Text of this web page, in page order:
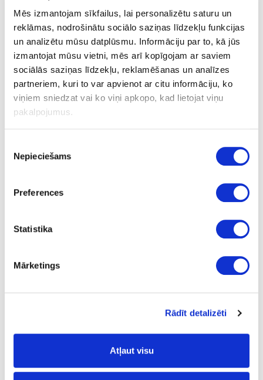
Mēs izmantojam sīkfailus, lai personalizētu saturu un
reklāmas, nodrošinātu sociālo saziņas līdzekļu funkcijas
un analizētu mūsu datplūsmu. Informāciju par to, kā jūs
izmantojat mūsu vietni, mēs arī kopīgojam ar saviem
sociālās saziņas līdzekļu, reklamēšanas un analīzes
partneriem, kuri to var apvienot ar citu informāciju, ko
viņiem sniedzat vai ko viņi apkopo, kad lietojat viņu
pakalpojumus.
izvēle
Nepieciešams
Preferences
Statistika
Mārketings
Rādīt detalizēti
Atļaut visu
pelēka
Gab.
-
Cietā vaska eļļa Hartwachs-Öl, gaiši
41-O0039